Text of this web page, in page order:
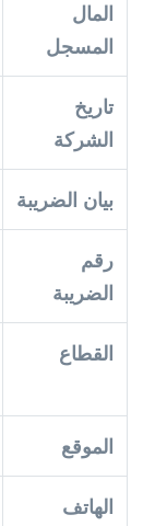
المال
المسجل
تاريخ
الشركة
بيان الضريبة
رقم
الضريبة
القطاع
الموقع
الهاتف